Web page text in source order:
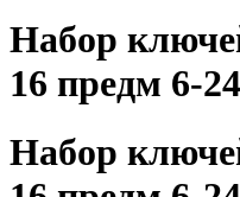
Набор
16 предм 6-
Набор